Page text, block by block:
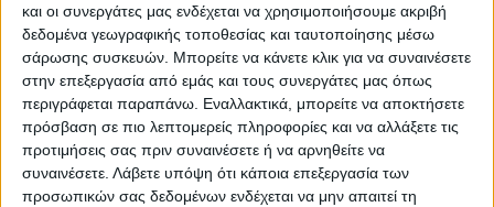
και οι συνεργάτες μας ενδέχεται να χρησιμοποιήσουμε ακριβή
δεδομένα γεωγραφικής τοποθεσίας και ταυτοποίησης μέσω
σάρωσης συσκευών. Μπορείτε να κάνετε κλικ για να συναινέσετε
στην επεξεργασία από εμάς και τους συνεργάτες μας όπως
περιγράφεται παραπάνω. Εναλλακτικά, μπορείτε να αποκτήσετε
πρόσβαση σε πιο λεπτομερείς πληροφορίες και να αλλάξετε τις
προτιμήσεις σας πριν συναινέσετε ή να αρνηθείτε να
συναινέσετε. Λάβετε υπόψη ότι κάποια επεξεργασία των
προσωπικών σας δεδομένων ενδέχεται να μην απαιτεί τη
ΠΑΡΟΜΟΙΑ ΑΡΘΡΑ